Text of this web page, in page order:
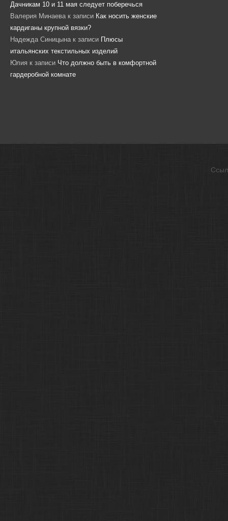
Дачникам 10 и 11 мая следует поберечься
Валерия Минаева к записи Как носить женские
кардиганы крупной вязки?
Надежда Синицына к записи Плюсы
итальянских текстильных изделий
Юлия к записи Что должно быть в комфортной
гардеробной комнате